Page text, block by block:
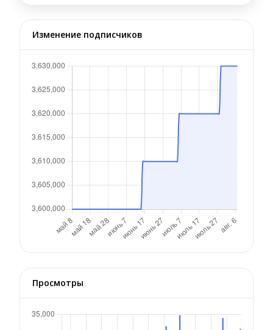
Изменение подписчиков
Просмотры